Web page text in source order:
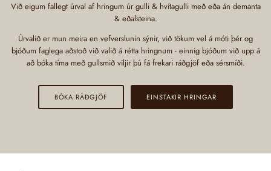
Við eigum fallegt úrval af hringum úr gulli & hvítagulli með eða án demanta
& eðalsteina.
Úrvalið er mun meira en vefverslunin sýnir, við tökum vel á móti þér og
bjóðum faglega aðstoð við valið á rétta hringnum - einnig bjóðum við upp á
að bóka tíma með gullsmið viljir þú fá frekari ráðgjöf eða sérsmíði.
BÓKA RÁÐGJÖF EINSTAKIR HRINGAR